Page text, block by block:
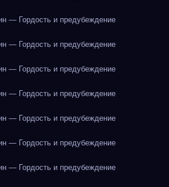
— Гордость и предубеждение
— Гордость и предубеждение
— Гордость и предубеждение
— Гордость и предубеждение
— Гордость и предубеждение
— Гордость и предубеждение
— Гордость и предубеждение